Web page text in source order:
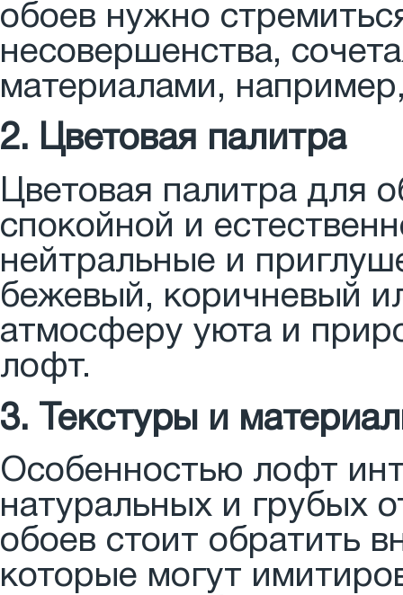
обоев нужно
несовершенства,
материалами,
2. Цветовая палитра
Цветовая палитра для
спокойной и
нейтральные и
бежевый, коричневый
атмосферу уюта и
лофт.
3. Текстуры и
Особенностью лофт
натуральных и грубых
обоев стоит обратить
которые могут